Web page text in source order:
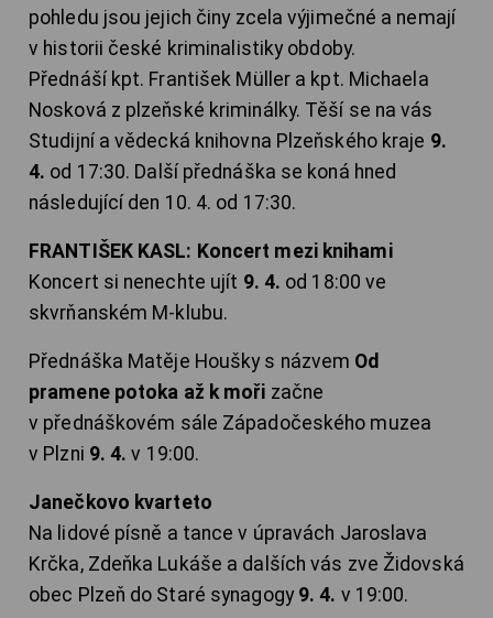
pohledu jsou jejich činy zcela výjimečné a nemají
v historii české kriminalistiky obdoby.
Přednáší kpt. František Müller a kpt. Michaela
Nosková z plzeňské kriminálky. Těší se na vás
Studijní a vědecká knihovna Plzeňského kraje 9.
4. od 17:30. Další přednáška se koná hned
následující den 10. 4. od 17:30.
FRANTIŠEK KASL: Koncert mezi knihami
Koncert si nenechte ujít 9. 4. od 18:00 ve
skvrňanském M-klubu.
Přednáška Matěje Houšky s názvem Od
pramene potoka až k moři začne
v přednáškovém sále Západočeského muzea
v Plzni 9. 4. v 19:00.
Janečkovo kvarteto
Na lidové písně a tance v úpravách Jaroslava
Krčka, Zdeňka Lukáše a dalších vás zve Židovská
obec Plzeň do Staré synagogy 9. 4. v 19:00.